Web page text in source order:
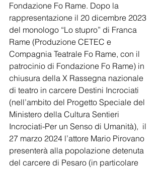
Fondazione Fo Rame. Dopo la
rappresentazione il 20 dicembre 2023
del monologo “Lo stupro” di Franca
Rame (Produzione CETEC e
Compagnia Teatrale Fo Rame, con il
patrocinio di Fondazione Fo Rame) in
chiusura della X Rassegna nazionale
di teatro in carcere Destini Incrociati
(nell’ambito del Progetto Speciale del
Ministero della Cultura Sentieri
Incrociati-Per un Senso di Umanità),  il
27 marzo 2024 l’attore Mario Pirovano
presenterà alla popolazione detenuta
del carcere di Pesaro (in particolare